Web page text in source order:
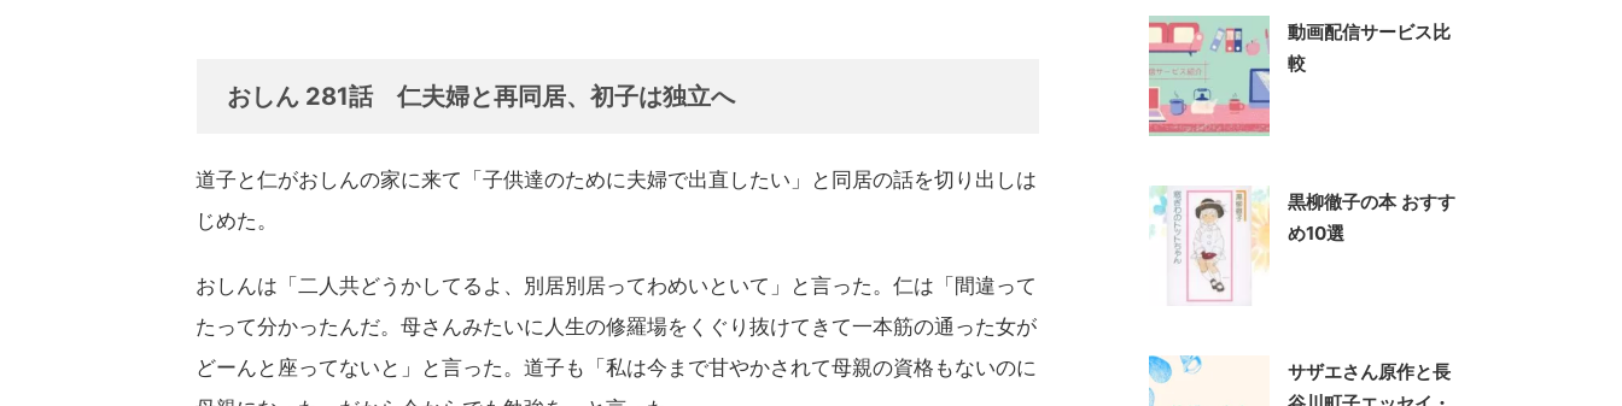
おしん 281話 仁夫婦と再同居、初子は独立へ
道子と仁がおしんの家に来て「子供達のために夫婦で出直したい」と同居の話を切り出しは
じめた。
おしんは「二人共どうかしてるよ、別居別居ってわめいといて」と言った。仁は「間違って
たって分かったんだ。母さんみたいに人生の修羅場をくぐり抜けてきて一本筋の通った女が
どーんと座ってないと」と言った。道子も「私は今まで甘やかされて母親の資格もないのに
動画配信サービス比
較
黒柳徹子の本 おすす
め10選
サザエさん原作と長